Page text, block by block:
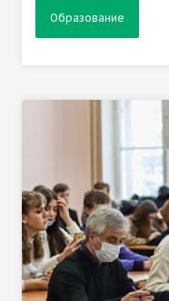
Образование